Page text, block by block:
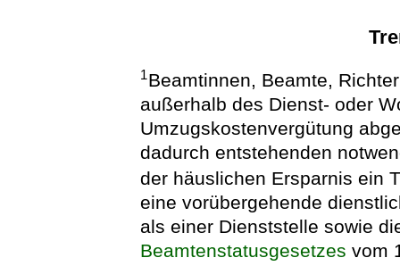
1Beamtinnen, Beamte,
außerhalb des Dienst- oder
Umzugskostenvergütung
dadurch entstehenden
der häuslichen Ersparnis ein
eine vorübergehende
als einer Dienststelle sowie
Beamtenstatusgesetzes vom